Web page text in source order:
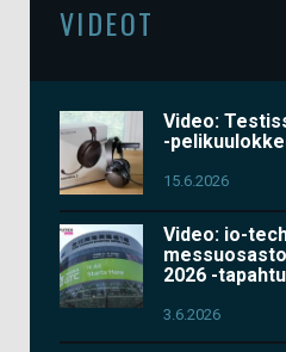
VIDEOT
Video:
-
15.6.2026
Video: io-
2026 -
3.6.2026